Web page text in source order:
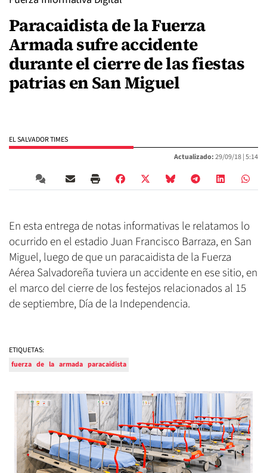
Paracaidista de la Fuerza
Armada sufre accidente
durante el cierre de las fiestas
patrias en San Miguel
EL SALVADOR TIMES
Actualizado:29/09/18 |5:14
En esta entrega de notas informativas le relatamos lo
ocurrido en el estadio Juan Francisco Barraza, en San
Miguel, luego de que un paracaidista de la Fuerza
Aérea Salvadoreña tuviera un accidente en ese sitio, en
el marco del cierre de los festejos relacionados al 15
de septiembre, Día de la Independencia.
ETIQUETAS:
fuerza de la armada paracaidista